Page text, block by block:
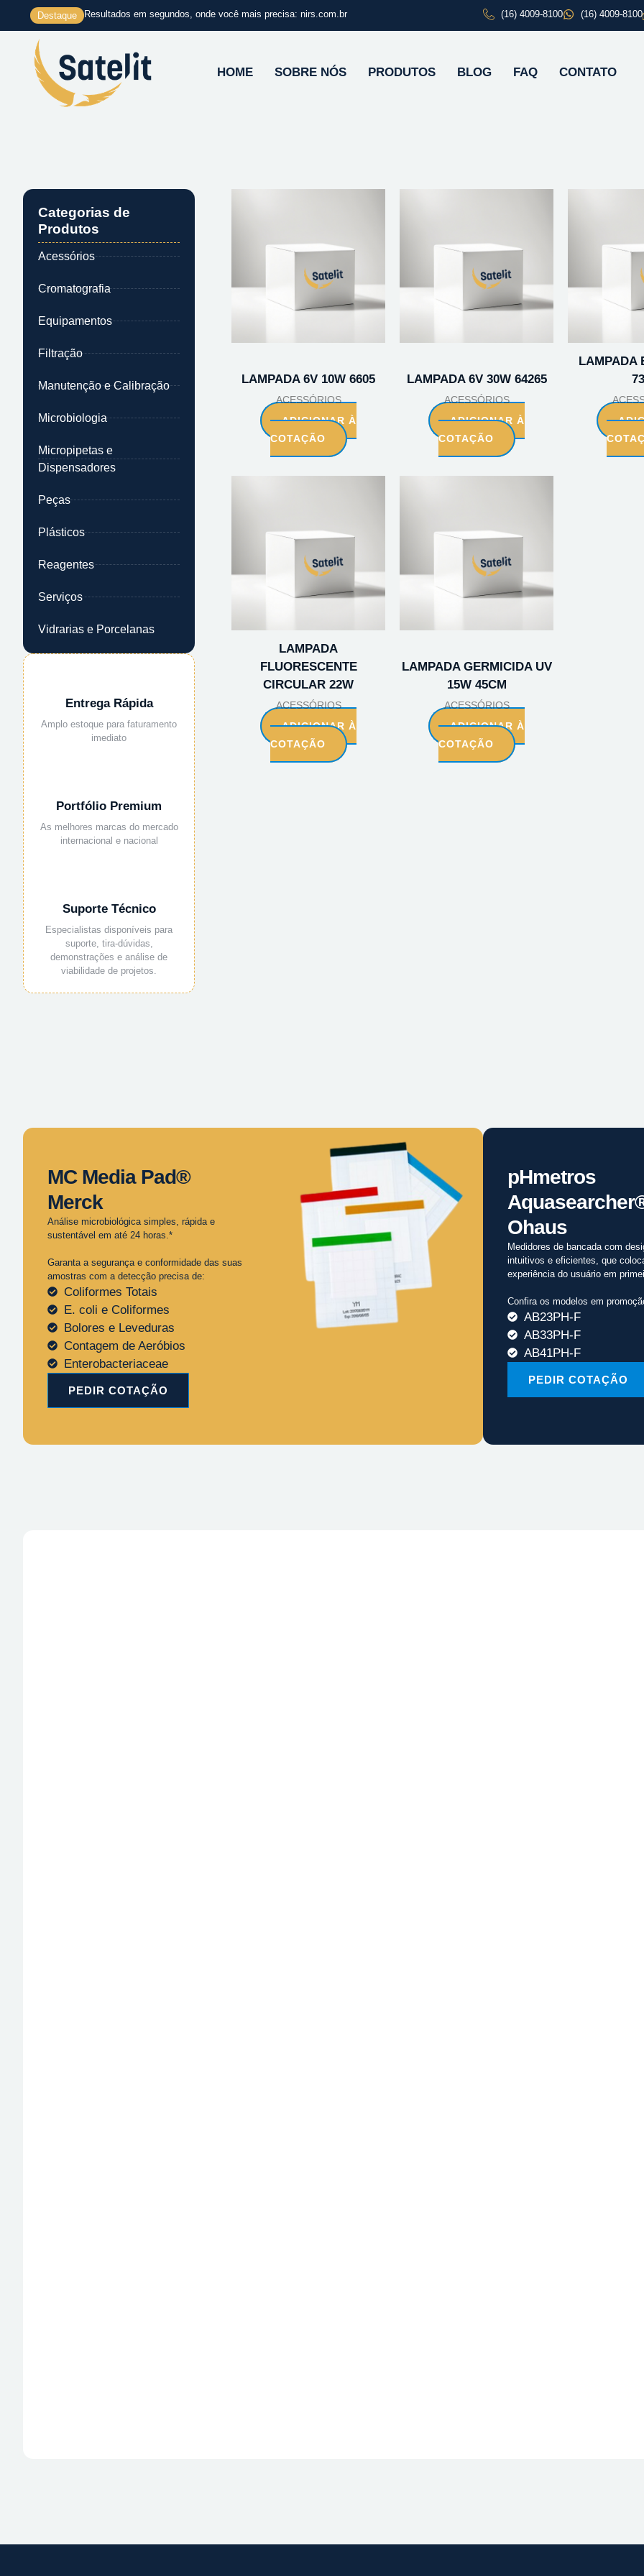
conteúdo
Destaque Resultados em segundos, onde você mais precisa: nirs.com.br (16) 4009-8100 (16) 4009-8100
HOME SOBRE NÓS PRODUTOS BLOG FAQ CONTATO
Categorias de
Produtos
Acessórios
Cromatografia
Equipamentos
Filtração
Manutenção e Calibração
Microbiologia
Micropipetas e
Dispensadores
Peças
Plásticos
Reagentes
Serviços
Vidrarias e Porcelanas
Entrega Rápida
Amplo estoque para faturamento
imediato
Portfólio Premium
As melhores marcas do mercado
internacional e nacional
Suporte Técnico
Especialistas disponíveis para
suporte, tira-dúvidas,
demonstrações e análise de
viabilidade de projetos.
LAMPADA 6V 10W 6605
ACESSÓRIOS
ADICIONAR À
COTAÇÃO
LAMPADA 6V 30W 64265
ACESSÓRIOS
ADICIONAR À
COTAÇÃO
LAMPADA
LAMPADA
FLUORESCENTE
CIRCULAR 22W
ACESSÓRIOS
ADICIONAR À
COTAÇÃO
LAMPADA GERMICIDA UV
15W 45CM
ACESSÓRIOS
ADICIONAR À
COTAÇÃO
MC Media Pad®
Merck
Análise microbiológica simples, rápida e
sustentável em até 24 horas.*
Garanta a segurança e conformidade das suas
amostras com a detecção precisa de:
Coliformes Totais
E. coli e Coliformes
Bolores e Leveduras
Contagem de Aeróbios
Enterobacteriaceae
PEDIR COTAÇÃO
pHmetros
Ohaus
Medidores de bancada com
intuitivos e eficientes, que
experiência do usuário em
Confira os modelos em
AB23PH-F
AB33PH-F
AB41PH-F
PEDIR COTAÇÃO